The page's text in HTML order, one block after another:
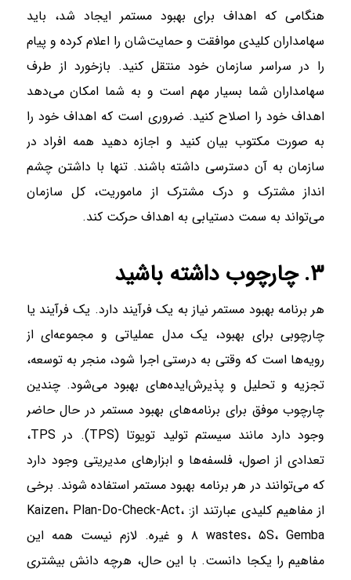
هنگامی که اهداف برای بهبود مستمر ایجاد شد، باید
سهامداران کلیدی موافقت و حمایت‌شان را اعلام کرده و پیام
را در سراسر سازمان خود منتقل کنید. بازخورد از طرف
سهامداران شما بسیار مهم است و به شما امکان می‌دهد
اهداف خود را اصلاح کنید. ضروری است که اهداف خود را
به صورت مکتوب بیان کنید و اجازه دهید همه افراد در
سازمان به آن دسترسی داشته باشند. تنها با داشتن چشم
انداز مشترک و درک مشترک از ماموریت، کل سازمان
می‌تواند به سمت دستیابی به اهداف حرکت کند.
۳. چارچوب داشته باشید
هر برنامه بهبود مستمر نیاز به یک فرآیند دارد. یک فرآیند یا
چارچوبی برای بهبود، یک مدل عملیاتی و مجموعه‌ای از
رویه‌ها است که وقتی به درستی اجرا شود، منجر به توسعه،
تجزیه و تحلیل و پذیرش‌ایده‌های بهبود می‌شود. چندین
چارچوب موفق برای برنامه‌های بهبود مستمر در حال حاضر
وجود دارد مانند سیستم تولید تویوتا (TPS). در TPS،
تعدادی از اصول، فلسفه‌ها و ابزار‌های مدیریتی وجود دارد
که می‌توانند در هر برنامه بهبود مستمر استفاده شوند. برخی
از مفاهیم کلیدی عبارتند از: Kaizen، Plan-Do-Check-Act،
۸ wastes، ۵S، Gemba و غیره. لازم نیست همه این
مفاهیم را یکجا دانست. با این حال، هرچه دانش بیشتری